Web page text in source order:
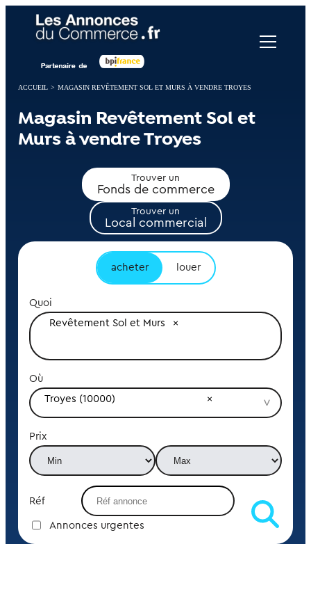
ACCUEIL > MAGASIN REVÊTEMENT SOL ET MURS À VENDRE TROYES
Magasin Revêtement Sol et
Murs à vendre Troyes
Trouver un
Fonds de commerce
Trouver un
Local commercial
acheter louer
Quoi
Revêtement Sol et Murs
Où
Troyes (10000)
Prix
Réf
Annonces urgentes
Panneau de gestion des cookies